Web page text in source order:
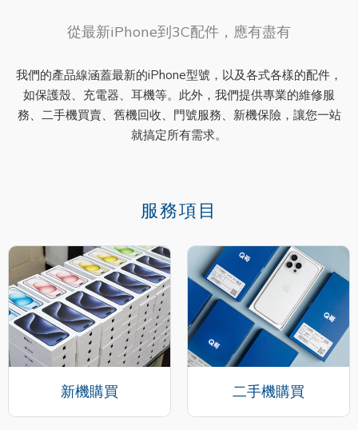
從最新iPhone到3C配件，應有盡有
我們的產品線涵蓋最新的iPhone型號，以及各式各樣的配件，
如保護殼、充電器、耳機等。此外，我們提供專業的維修服
務、二手機買賣、舊機回收、門號服務、新機保險，讓您一站
就搞定所有需求。
服務項目
新機購買 二手機購買